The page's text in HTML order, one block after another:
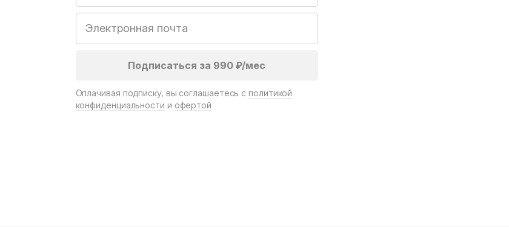
Оплачивая подписку, вы соглашаетесь с политикой
конфиденциальности и офертой